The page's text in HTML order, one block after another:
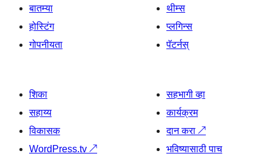
बातम्या
होस्टिंग
गोपनीयता
थीम्स
प्लगिन्स
पॅटर्नस्
शिका
सहाय्य
विकासक
WordPress.tv ↗
सहभागी व्हा
कार्यक्रम
दान करा ↗
भविष्यासाठी पाच